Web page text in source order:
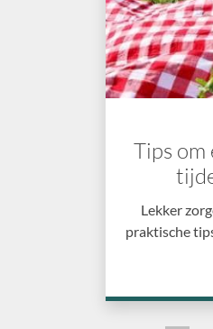
Tips om
Lekker
praktische